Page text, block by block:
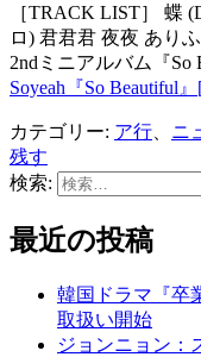
［TRACK LIST］ 蝶
ロ) 君君君 夜夜 あり
2ndミニアルバム『So
Soyeah『So Beautiful』
カテゴリー: ア行 ニ
残す
検索:
最近の投稿
韓国ドラマ『卒
取扱い開始
ジョンニョン：